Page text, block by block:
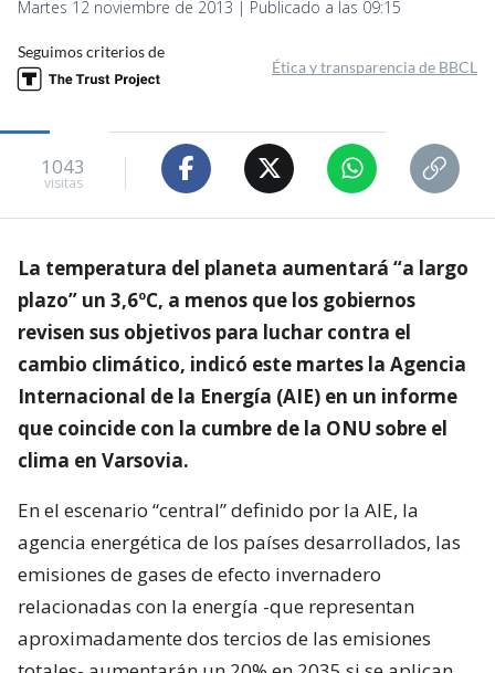
Martes 12 noviembre de 2013 | Publicado a las 09:15
Seguimos criterios de
Ética y transparencia de BBCL
1043
visitas
La temperatura del planeta aumentará “a largo
plazo” un 3,6ºC, a menos que los gobiernos
revisen sus objetivos para luchar contra el
cambio climático, indicó este martes la Agencia
Internacional de la Energía (AIE) en un informe
que coincide con la cumbre de la ONU sobre el
clima en Varsovia.
En el escenario “central” definido por la AIE, la
agencia energética de los países desarrollados, las
emisiones de gases de efecto invernadero
relacionadas con la energía -que representan
aproximadamente dos tercios de las emisiones